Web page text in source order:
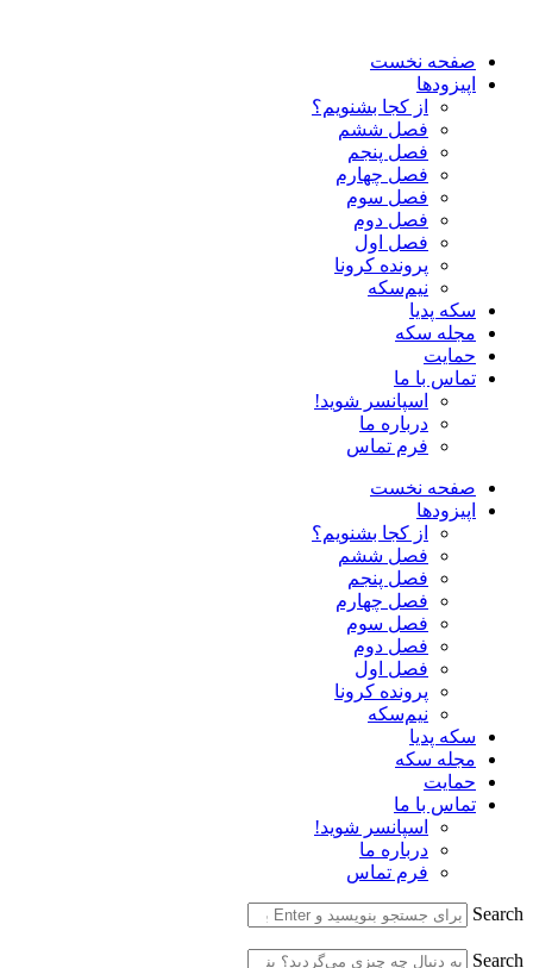
صفحه نخست
اپیزودها
از کجا بشنویم؟
فصل ششم
فصل پنجم
فصل چهارم
فصل سوم
فصل دوم
فصل اول
پرونده کرونا
نیم‌سکه
سکه پدیا
مجله سکه
حمایت
تماس با ما
اسپانسر شوید!
درباره ما
فرم تماس
صفحه نخست
اپیزودها
از کجا بشنویم؟
فصل ششم
فصل پنجم
فصل چهارم
فصل سوم
فصل دوم
فصل اول
پرونده کرونا
نیم‌سکه
سکه پدیا
مجله سکه
حمایت
تماس با ما
اسپانسر شوید!
درباره ما
فرم تماس
Search
Search